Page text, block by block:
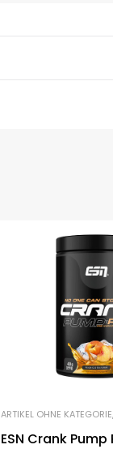
ARTIKEL OHNE KATEGORIE,
ESN Crank